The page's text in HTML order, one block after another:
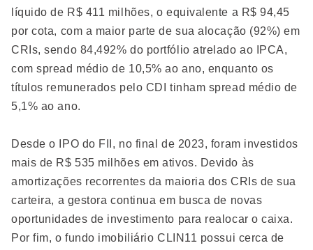
líquido de R$ 411 milhões, o equivalente a R$ 94,45
por cota, com a maior parte de sua alocação (92%) em
CRIs, sendo 84,492% do portfólio atrelado ao IPCA,
com spread médio de 10,5% ao ano, enquanto os
títulos remunerados pelo CDI tinham spread médio de
5,1% ao ano.
Desde o IPO do FII, no final de 2023, foram investidos
mais de R$ 535 milhões em ativos. Devido às
amortizações recorrentes da maioria dos CRIs de sua
carteira, a gestora continua em busca de novas
oportunidades de investimento para realocar o caixa.
Por fim, o fundo imobiliário CLIN11 possui cerca de